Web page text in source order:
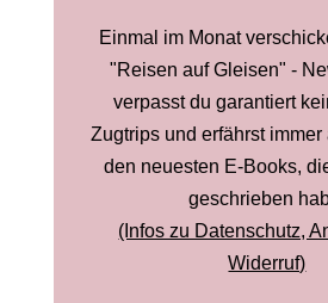
Einmal im Monat
"Reisen auf Gleisen" -
verpasst du garantiert
Zugtrips und erfährst immer
den neuesten E-Books,
geschrieben
(Infos zu Datenschutz,
Widerruf)